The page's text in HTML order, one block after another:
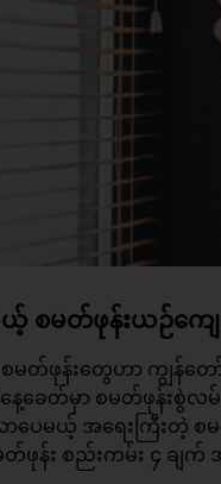
စမတ်ဖုန်းယဉ်ကျေး
တ်ဖုန်းတွေဟာ ကျွန်တေ
ခေတ်မှာ စမတ်ဖုန်းစွဲလမ်
ာပေမယ့် အရေးကြီးတဲ့
န်း စည်းကမ်း ၄ ချက် အ